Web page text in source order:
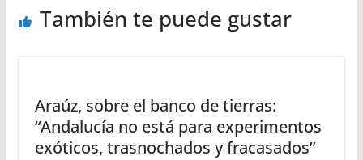
También te puede gustar
Araúz, sobre el banco de tierras:
“Andalucía no está para experimentos
exóticos, trasnochados y fracasados”